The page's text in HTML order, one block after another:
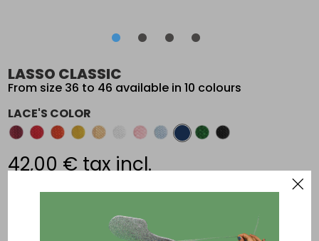
• • • •
LASSO CLASSIC
From size 36 to 46 available in 10 colours
42,00 €tax incl.
LACE'S COLOR